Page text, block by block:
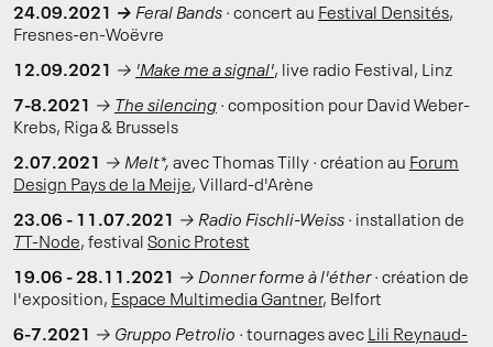
24.09.2021 → Feral Bands · concert au Festival Densités,
Fresnes-en-Woëvre
12.09.2021
→ 'Make me a signal', live radio Festival, Linz
7-8.2021
→ The silencing · composition pour David Weber-
Krebs, Riga & Brussels
2.07.2021
→ Melt*, avec Thomas Tilly · création au Forum
Design Pays de la Meije, Villard-d'Arène
23.06 - 11.07.2021
→ Radio Fischli-Weiss · installation de
T
T-Node, festival Sonic Protest
19.06 - 28.11.2021
→ Donner forme à l'éther · création de
l'exposition, Espace Multimedia Gantner, Belfort
6-7.2021
→ Gruppo Petrolio · tournages avec Lili Reynaud-